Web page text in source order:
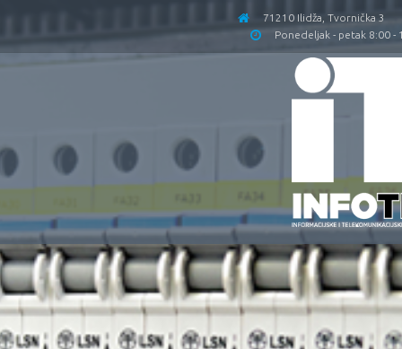
71210 Ilidža, Tvornička 3
Ponedeljak - petak 8:00 -